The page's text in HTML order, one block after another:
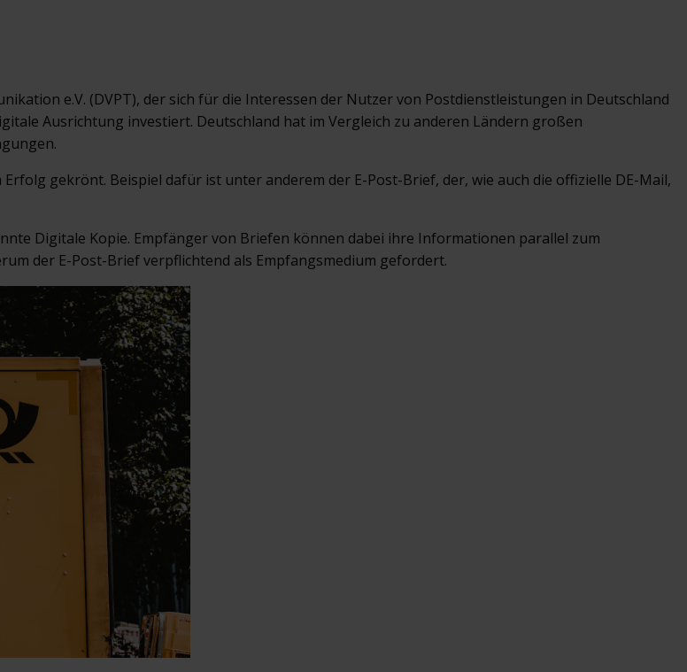
e.V. (DVPT), der sich für die Interessen der Nutzer von Postdienstleistungen in Deutschland
Ausrichtung investiert. Deutschland hat im Vergleich zu anderen Ländern großen
gekrönt. Beispiel dafür ist unter anderem der E-Post-Brief, der, wie auch die offizielle DE-Mail,
Digitale Kopie. Empfänger von Briefen können dabei ihre Informationen parallel zum
der E-Post-Brief verpflichtend als Empfangsmedium gefordert.